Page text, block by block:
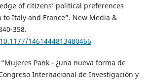
of citizens’ political preferences
Italy and France”. New Media &
358.
1461444813480466
Pank - ¿una nueva forma de
Internacional de Investigación y